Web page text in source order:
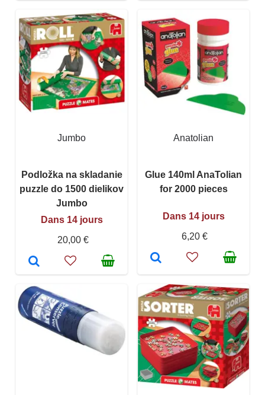
Jumbo
Podložka na skladanie
puzzle do 1500 dielikov
Jumbo
Dans 14 jours
20,00 €
Anatolian
Glue 140ml AnaTolian
for 2000 pieces
Dans 14 jours
6,20 €